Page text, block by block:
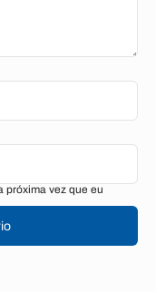
próxima vez que eu